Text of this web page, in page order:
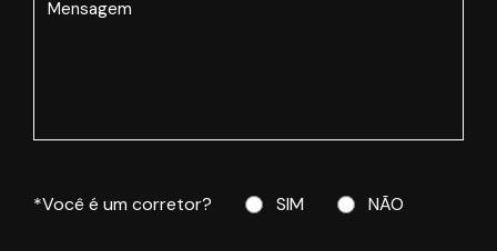
*Você é um corretor? SIM NÃO